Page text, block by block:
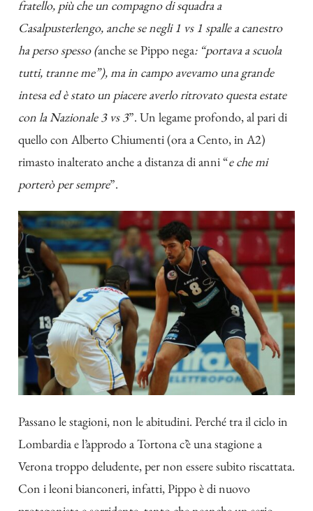
fratello, più che un compagno di squadra a
Casalpusterlengo, anche se negli 1 vs 1 spalle a canestro
ha perso spesso (anche se Pippo nega: “portava a scuola
tutti, tranne me”), ma in campo avevamo una grande
intesa ed è stato un piacere averlo ritrovato questa estate
con la Nazionale 3 vs 3”. Un legame profondo, al pari di
quello con Alberto Chiumenti (ora a Cento, in A2)
rimasto inalterato anche a distanza di anni “e che mi
porterò per sempre”.
Passano le stagioni, non le abitudini. Perché tra il ciclo in
Lombardia e l’approdo a Tortona c’è una stagione a
Verona troppo deludente, per non essere subito riscattata.
Con i leoni bianconeri, infatti, Pippo è di nuovo